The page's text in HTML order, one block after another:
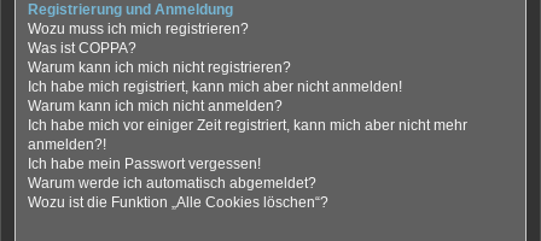
Registrierung und Anmeldung
Wozu muss ich mich registrieren?
Was ist COPPA?
Warum kann ich mich nicht registrieren?
Ich habe mich registriert, kann mich aber nicht anmelden!
Warum kann ich mich nicht anmelden?
Ich habe mich vor einiger Zeit registriert, kann mich aber nicht mehr
anmelden?!
Ich habe mein Passwort vergessen!
Warum werde ich automatisch abgemeldet?
Wozu ist die Funktion „Alle Cookies löschen“?